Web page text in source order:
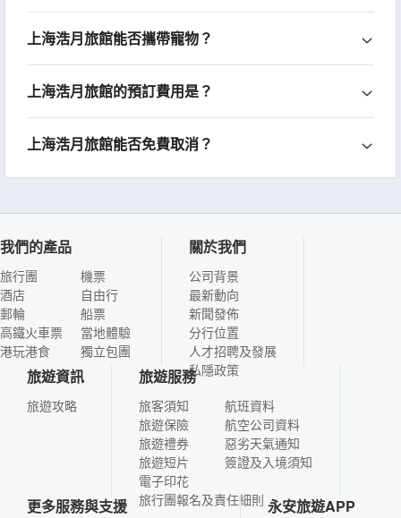
上海浩月旅館能否攜帶寵物？
上海浩月旅館的預訂費用是？
上海浩月旅館能否免費取消？
我們的產品
旅行團
酒店
郵輪
高鐵火車票
港玩港食
機票
自由行
船票
當地體驗
獨立包團
關於我們
公司背景
最新動向
新聞發佈
分行位置
人才招聘及發展
私隱政策
旅遊資訊
旅遊攻略
旅遊服務
旅客須知
旅遊保險
旅遊禮券
旅遊短片
電子印花
航班資料
航空公司資料
惡劣天氣通知
簽證及入境須知
旅行團報名及責任細則
更多服務與支援 永安旅遊APP